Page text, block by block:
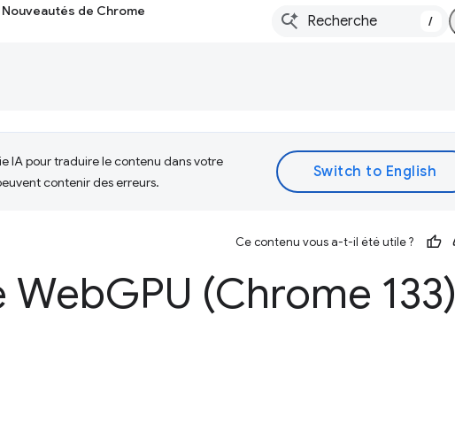
Nouveautés de Chrome
/
IA pour traduire le contenu dans votre
contenir des erreurs.
Ce contenu vous a-t-il été utile ?
WebGPU (Chrome 133)